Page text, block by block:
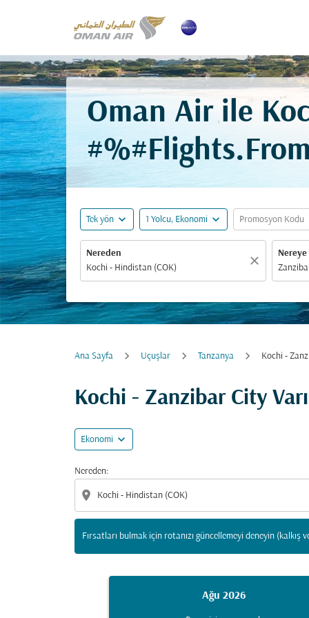
Oman Air ile
Tek yön expand_more 1 Yolcu, Ekonomi expand_more Promosyon Kodu
Nereden
close
Nereye
Ana Sayfa Uçuşlar Tanzanya Kochi -
Kochi - Zanzibar City
Ekonomi expand_more
Nereden:
location_on
Fırsatları bulmak için rotanızı güncellemeyi deneyin
Fırsatları bulmak için rotanızı güncellemeyi
Ağu 2026